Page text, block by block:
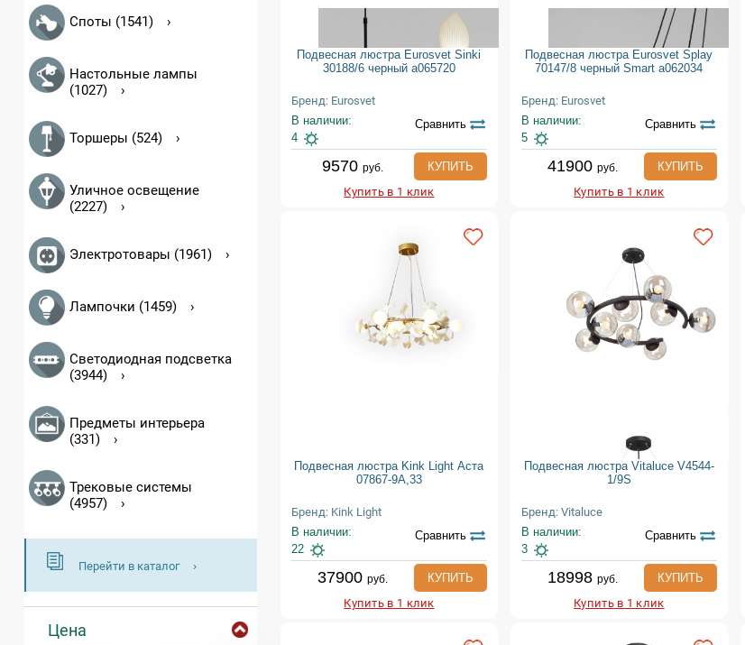
Споты (1541)
Настольные лампы
(1027)
Торшеры (524)
Уличное освещение
(2227)
Электротовары (1961)
Лампочки (1459)
Светодиодная подсветка
(3944)
Предметы интерьера
(331)
Трековые системы
(4957)
Перейти в каталог
Цена
Подвесная люстра Eurosvet Sinki
30188/6 черный a065720
Бренд: Eurosvet
В наличии:
4
Сравнить
9570 руб.
КУПИТЬ
Купить в 1 клик
Подвесная люстра Eurosvet Splay
70147/8 черный Smart a062034
Бренд: Eurosvet
В наличии:
5
Сравнить
41900 руб.
КУПИТЬ
Купить в 1 клик
Подвесная люстра Kink Light Аста
07867-9A,33
Бренд: Kink Light
В наличии:
22
Сравнить
37900 руб.
КУПИТЬ
Купить в 1 клик
Подвесная люстра Vitaluce V4544-
1/9S
Бренд: Vitaluce
В наличии:
3
Сравнить
18998 руб.
КУПИТЬ
Купить в 1 клик